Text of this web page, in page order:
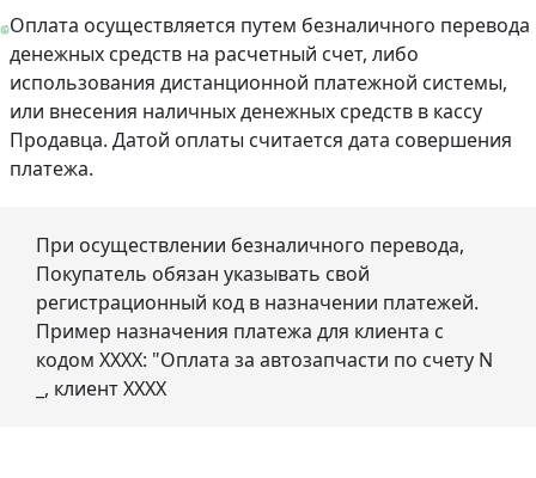
Оплата осуществляется путем безналичного перевода
денежных средств на расчетный счет, либо
использования дистанционной платежной системы,
или внесения наличных денежных средств в кассу
Продавца. Датой оплаты считается дата совершения
платежа.
При осуществлении безналичного перевода,
Покупатель обязан указывать свой
регистрационный код в назначении платежей.
Пример назначения платежа для клиента с
кодом ХХХХ: "Оплата за автозапчасти по счету N
_, клиент ХХХХ